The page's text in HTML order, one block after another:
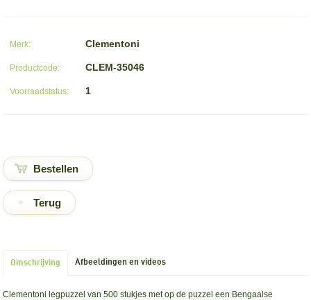
Merk: Clementoni
Productcode: CLEM-35046
Voorraadstatus: 1
Terug
Omschrijving Afbeeldingen en videos
Clementoni legpuzzel van 500 stukjes met op de puzzel een Bengaalse